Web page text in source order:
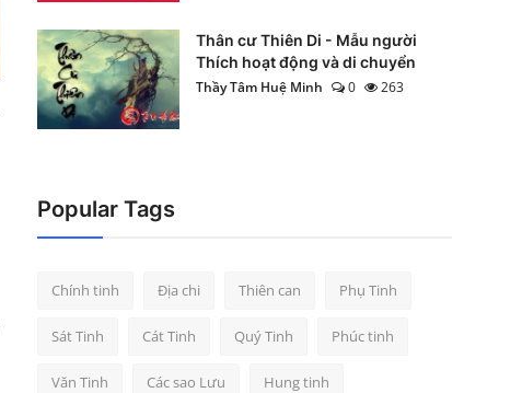
Thân cư Thiên Di - Mẫu người
Thích hoạt động và di chuyển
Thầy Tâm Huệ Minh
0 263
Popular Tags
Chính tinh Địa chi Thiên can Phụ Tinh
Sát Tinh Cát Tinh Quý Tinh Phúc tinh
Văn Tinh Các sao Lưu Hung tinh